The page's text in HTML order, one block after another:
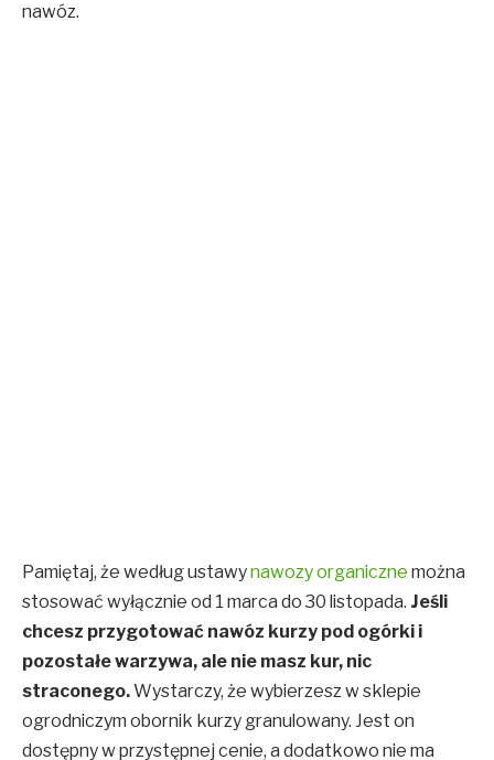
nawóz.
Pamiętaj, że według ustawynawozy organiczne można
stosować wyłącznie od 1 marca do 30 listopada. Jeśli
chcesz przygotować nawóz kurzy pod ogórki i
pozostałe warzywa, ale nie masz kur, nic
straconego.Wystarczy, że wybierzesz w sklepie
ogrodniczym obornik kurzy granulowany. Jest on
dostępny w przystępnej cenie, a dodatkowo nie ma